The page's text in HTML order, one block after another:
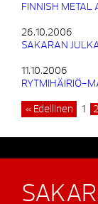
FINNISH METAL
26.10.2006
SAKARAN
11.10.2006
RYTMIHÄIRIÖ-
« Edellinen 1 2